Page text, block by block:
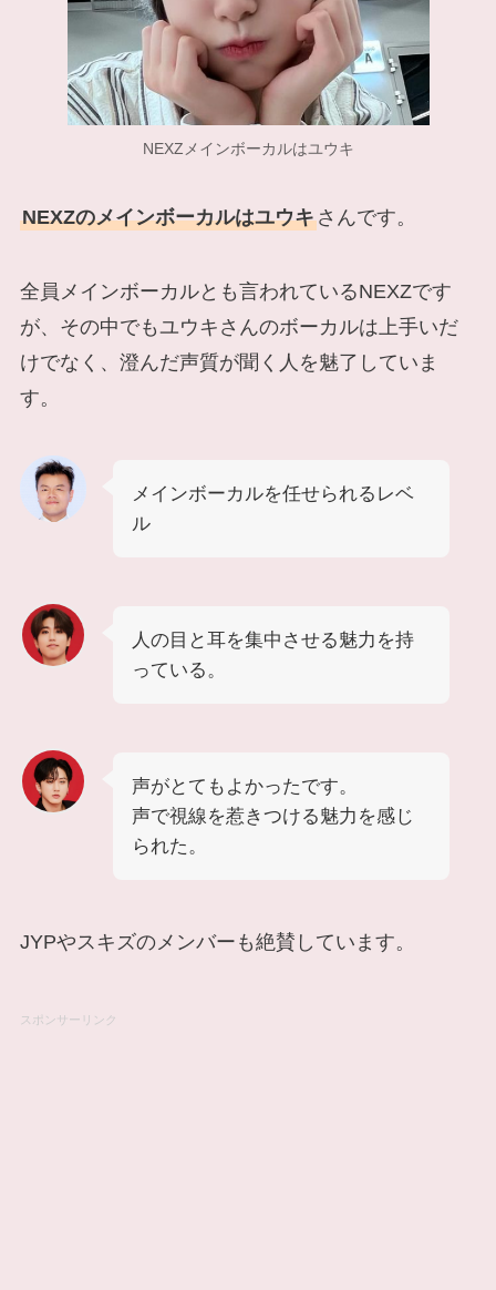
NEXZメインボーカルはユウキ
NEXZのメインボーカルはユウキさんです。
全員メインボーカルとも言われているNEXZです
が、その中でもユウキさんのボーカルは上手いだ
けでなく、澄んだ声質が聞く人を魅了していま
す。
メインボーカルを任せられるレベ
ル
人の目と耳を集中させる魅力を持
っている。
声がとてもよかったです。
声で視線を惹きつける魅力を感じ
られた。
JYPやスキズのメンバーも絶賛しています。
スポンサーリンク